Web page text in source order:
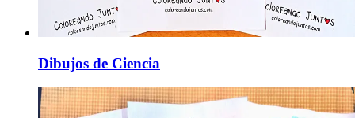
Dibujos de Ciencia